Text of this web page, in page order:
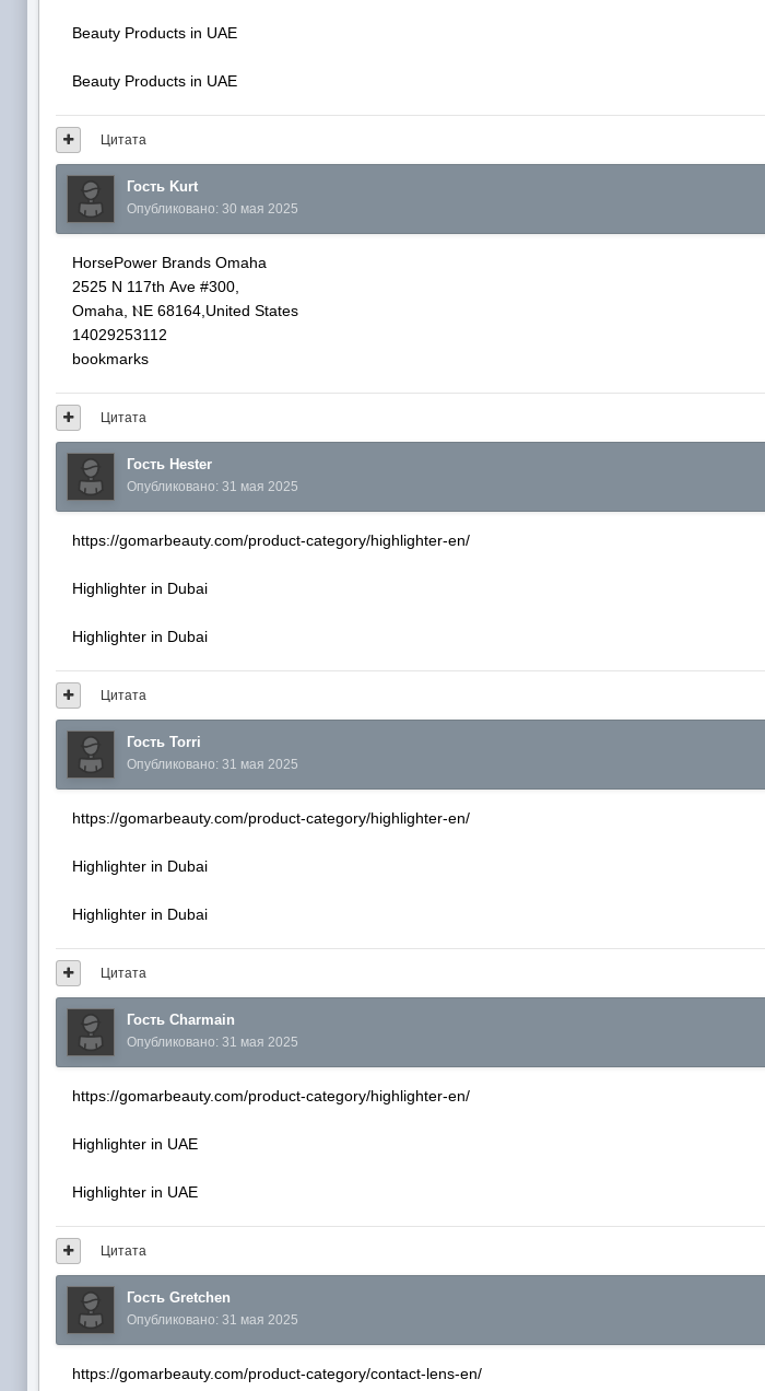
Beauty Products in UAE
Beauty Products in UAE
Цитата
Гость Kurt
Опубликовано: 30 мая 2025
HorsePower Brands Omaha
2525 N 117tһ Ave #300,
Omaha, ⲚE 68164,United States
14029253112
bookmarks
Цитата
Гость Hester
Опубликовано: 31 мая 2025
https://gomarbeauty.com/product-category/highlighter-en/
Highlighter in Dubai
Highlighter in Dubai
Цитата
Гость Torri
Опубликовано: 31 мая 2025
https://gomarbeauty.com/product-category/highlighter-en/
Highlighter in Dubai
Highlighter in Dubai
Цитата
Гость Charmain
Опубликовано: 31 мая 2025
https://gomarbeauty.com/product-category/highlighter-en/
Highlighter in UAE
Highlighter in UAE
Цитата
Гость Gretchen
Опубликовано: 31 мая 2025
https://gomarbeauty.com/product-category/contact-lens-en/